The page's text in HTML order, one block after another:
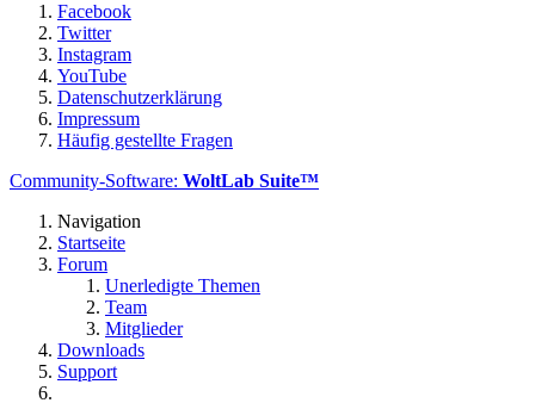
Facebook
Twitter
Instagram
YouTube
Datenschutzerklärung
Impressum
Häufig gestellte Fragen
Community-Software: WoltLab Suite™
Navigation
Startseite
Forum
Unerledigte Themen
Team
Mitglieder
Downloads
Support